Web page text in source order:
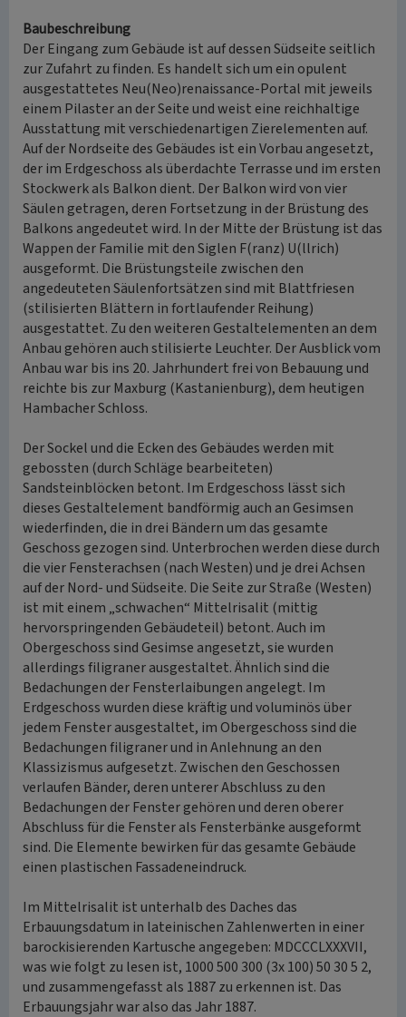
Baubeschreibung
Der Eingang zum Gebäude ist auf dessen Südseite seitlich
zur Zufahrt zu finden. Es handelt sich um ein opulent
ausgestattetes Neu(Neo)renaissance-Portal mit jeweils
einem Pilaster an der Seite und weist eine reichhaltige
Ausstattung mit verschiedenartigen Zierelementen auf.
Auf der Nordseite des Gebäudes ist ein Vorbau angesetzt,
der im Erdgeschoss als überdachte Terrasse und im ersten
Stockwerk als Balkon dient. Der Balkon wird von vier
Säulen getragen, deren Fortsetzung in der Brüstung des
Balkons angedeutet wird. In der Mitte der Brüstung ist das
Wappen der Familie mit den Siglen F(ranz) U(llrich)
ausgeformt. Die Brüstungsteile zwischen den
angedeuteten Säulenfortsätzen sind mit Blattfriesen
(stilisierten Blättern in fortlaufender Reihung)
ausgestattet. Zu den weiteren Gestaltelementen an dem
Anbau gehören auch stilisierte Leuchter. Der Ausblick vom
Anbau war bis ins 20. Jahrhundert frei von Bebauung und
reichte bis zur Maxburg (Kastanienburg), dem heutigen
Hambacher Schloss.
Der Sockel und die Ecken des Gebäudes werden mit
gebossten (durch Schläge bearbeiteten)
Sandsteinblöcken betont. Im Erdgeschoss lässt sich
dieses Gestaltelement bandförmig auch an Gesimsen
wiederfinden, die in drei Bändern um das gesamte
Geschoss gezogen sind. Unterbrochen werden diese durch
die vier Fensterachsen (nach Westen) und je drei Achsen
auf der Nord- und Südseite. Die Seite zur Straße (Westen)
ist mit einem „schwachen“ Mittelrisalit (mittig
hervorspringenden Gebäudeteil) betont. Auch im
Obergeschoss sind Gesimse angesetzt, sie wurden
allerdings filigraner ausgestaltet. Ähnlich sind die
Bedachungen der Fensterlaibungen angelegt. Im
Erdgeschoss wurden diese kräftig und voluminös über
jedem Fenster ausgestaltet, im Obergeschoss sind die
Bedachungen filigraner und in Anlehnung an den
Klassizismus aufgesetzt. Zwischen den Geschossen
verlaufen Bänder, deren unterer Abschluss zu den
Bedachungen der Fenster gehören und deren oberer
Abschluss für die Fenster als Fensterbänke ausgeformt
sind. Die Elemente bewirken für das gesamte Gebäude
einen plastischen Fassadeneindruck.
Im Mittelrisalit ist unterhalb des Daches das
Erbauungsdatum in lateinischen Zahlenwerten in einer
barockisierenden Kartusche angegeben: MDCCCLXXXVII,
was wie folgt zu lesen ist, 1000 500 300 (3x 100) 50 30 5 2,
und zusammengefasst als 1887 zu erkennen ist. Das
Erbauungsjahr war also das Jahr 1887.